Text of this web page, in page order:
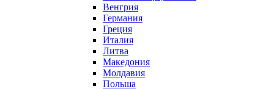
Венгрия
Германия
Греция
Италия
Литва
Македония
Молдавия
Польша